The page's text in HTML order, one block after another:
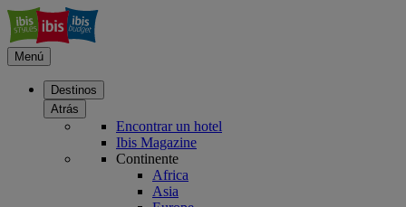
Menú
Destinos
Atrás
Encontrar un hotel
Ibis Magazine
Continente
Africa
Asia